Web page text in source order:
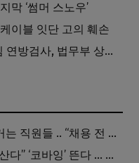
막 ‘썸머 스노우’
케이블 잇단 고의 훼손
트럼프 비판 글 3시간 만에 해임 연방검사, 법무부 상대 소송
[이슈] 식당 옮겨 다니며 소송 거는 직원들 .. “채용 전 반드시 확인해야”
[라이프] “결혼 대신 친구와 집 산다” ‘코바잉’ 뜬다 … 내 집 마련 공식 바뀌었다